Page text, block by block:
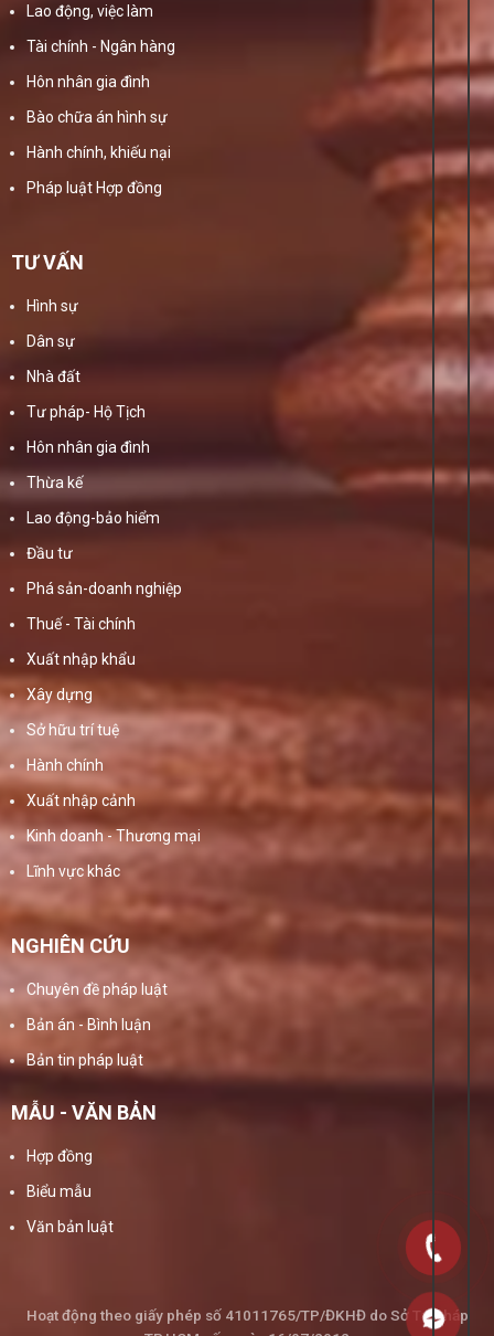
Lao động, việc làm
Tài chính - Ngân hàng
Hôn nhân gia đình
Bào chữa án hình sự
Hành chính, khiếu nại
Pháp luật Hợp đồng
TƯ VẤN
Hình sự
Dân sự
Nhà đất
Tư pháp- Hộ Tịch
Hôn nhân gia đình
Thừa kế
Lao động-bảo hiểm
Đầu tư
Phá sản-doanh nghiệp
Thuế - Tài chính
Xuất nhập khẩu
Xây dựng
Sở hữu trí tuệ
Hành chính
Xuất nhập cảnh
Kinh doanh - Thương mại
Lĩnh vực khác
NGHIÊN CỨU
Chuyên đề pháp luật
Bản án - Bình luận
Bản tin pháp luật
MẪU - VĂN BẢN
Hợp đồng
Biểu mẫu
Văn bản luật
Hoạt động theo giấy phép số 41011765/TP/ĐKHĐ do Sở Tư Pháp